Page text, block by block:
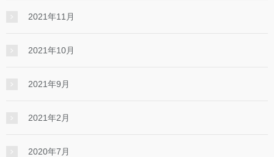
2021年11月
2021年10月
2021年9月
2021年2月
2020年7月